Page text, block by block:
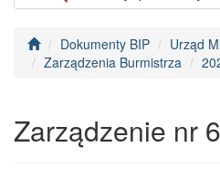
Dokumenty BIP
Urząd
Zarządzenia Burmistrza
Zarządzenie nr